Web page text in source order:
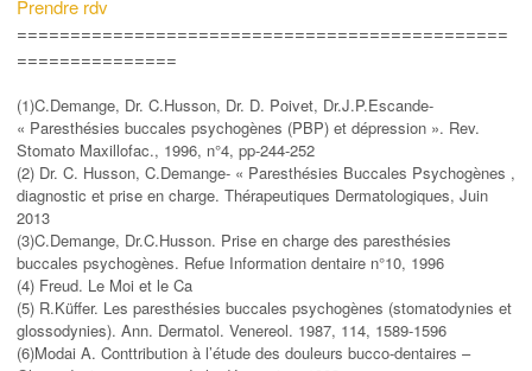
Prendre rdv
==============================================
===============
(1)C.Demange, Dr. C.Husson, Dr. D. Poivet, Dr.J.P.Escande-
« Paresthésies buccales psychogènes (PBP) et dépression ». Rev.
Stomato Maxillofac., 1996, n°4, pp-244-252
(2) Dr. C. Husson, C.Demange- « Paresthésies Buccales Psychogènes ,
diagnostic et prise en charge. Thérapeutiques Dermatologiques, Juin
2013
(3)C.Demange, Dr.C.Husson. Prise en charge des paresthésies
buccales psychogènes. Refue Information dentaire n°10, 1996
(4) Freud. Le Moi et le Ca
(5) R.Küffer. Les paresthésies buccales psychogènes (stomatodynies et
glossodynies). Ann. Dermatol. Venereol. 1987, 114, 1589-1596
(6)Modai A. Conttribution à l’étude des douleurs bucco-dentaires –